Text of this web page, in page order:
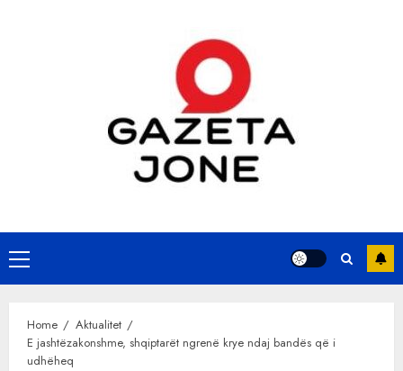
Primary
Menu
Home
Aktualitet
E jashtëzakonshme, shqiptarët ngrenë krye ndaj bandës që i
udhëheq